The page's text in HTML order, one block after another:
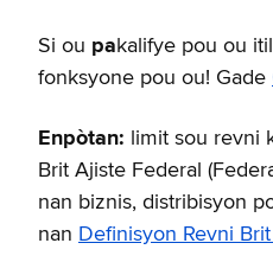
Si ou pakalifye pou ou
fonksyone pou ou! Gade
Enpòtan:
limit sou revni
Brit Ajiste Federal
nan biznis, distribisyon
nan Definisyon Revni